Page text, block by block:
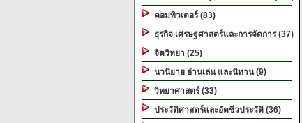
คอมพิวเตอร์ (83)
ธุรกิจ เศรษฐศาสตร์และการจัดการ (37)
จิตวิทยา (25)
นวนิยาย อ่านเล่น และนิทาน (9)
วิทยาศาสตร์ (33)
ประวัติศาสตร์และอัตชีวประวัติ (36)